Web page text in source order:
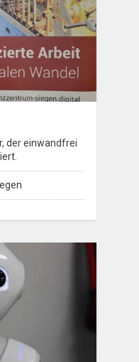
der einwandfrei